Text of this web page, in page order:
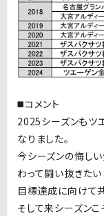
◼️コメント
2025シーズンもツ
なりました。
今シーズンの悔し
わって闘い抜きたい
目標達成に向けて
そして来シーズン